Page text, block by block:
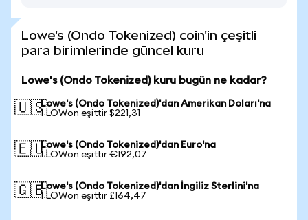
Lowe's (Ondo Tokenized) coin'in çeşitli
para birimlerinde güncel kuru
Lowe's (Ondo Tokenized) kuru bugün ne kadar?
🇺🇸Lowe's (Ondo Tokenized)'dan Amerikan Doları'na
1 LOWon eşittir $221,31
🇪🇺Lowe's (Ondo Tokenized)'dan Euro'na
1 LOWon eşittir €192,07
🇬🇧Lowe's (Ondo Tokenized)'dan İngiliz Sterlini'na
1 LOWon eşittir £164,47